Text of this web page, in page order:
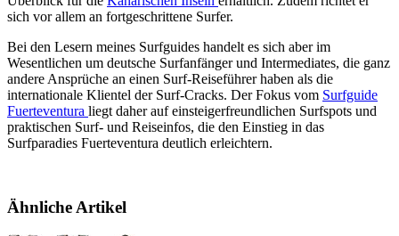
sich vor allem an fortgeschrittene Surfer.
Bei den Lesern meines Surfguides handelt es sich aber im
Wesentlichen um deutsche Surfanfänger und Intermediates, die ganz
andere Ansprüche an einen Surf-Reiseführer haben als die
internationale Klientel der Surf-Cracks. Der Fokus vom Surfguide
Fuerteventura liegt daher auf einsteigerfreundlichen Surfspots und
praktischen Surf- und Reiseinfos, die den Einstieg in das
Surfparadies Fuerteventura deutlich erleichtern.
Ähnliche Artikel